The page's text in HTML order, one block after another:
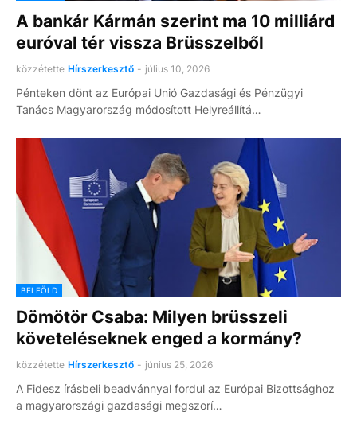
A bankár Kármán szerint ma 10 milliárd
euróval tér vissza Brüsszelből
közzétette Hírszerkesztő - július 10, 2026
Pénteken dönt az Európai Unió Gazdasági és Pénzügyi
Tanács Magyarország módosított Helyreállítá…
BELFÖLD
Dömötör Csaba: Milyen brüsszeli
követeléseknek enged a kormány?
közzétette Hírszerkesztő - június 25, 2026
A Fidesz írásbeli beadvánnyal fordul az Európai Bizottsághoz
a magyarországi gazdasági megszorí…